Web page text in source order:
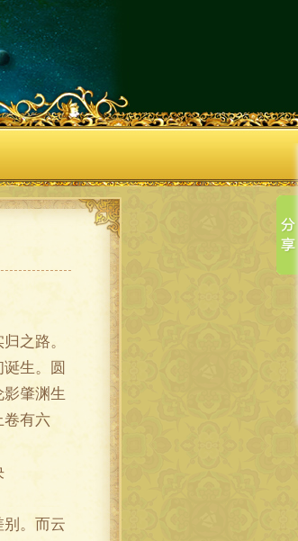
之路。
生。圆
肇渊生
卷有六
。而云